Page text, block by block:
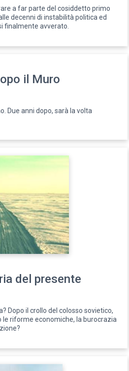
a far parte del cosiddetto primo
decenni di instabilità politica ed
finalmente avverato.
il Muro
Due anni dopo, sarà la volta
del presente
Dopo il crollo del colosso sovietico,
riforme economiche, la burocrazia